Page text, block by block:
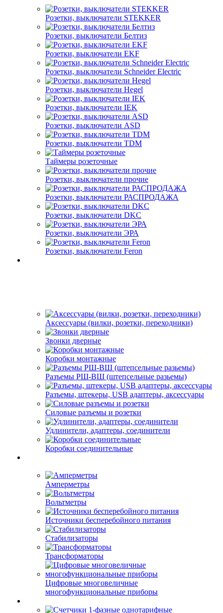
Розетки, выключатели STEKKER
Розетки, выключатели Белтиз
Розетки, выключатели EKF
Розетки, выключатели Schneider Electric
Розетки, выключатели Hegel
Розетки, выключатели IEK
Розетки, выключатели ASD
Розетки, выключатели TDM
Таймеры розеточные
Розетки, выключатели прочие
Розетки, выключатели РАСПРОДАЖА
Розетки, выключатели DKC
Розетки, выключатели ЭРА
Розетки, выключатели Feron
Аксессуары (вилки, розетки, переходники)
Звонки дверные
Коробки монтажные
Разъемы РШ-ВШ (штепсельные разьемы)
Разъемы, штекеры, USB адаптеры, аксессуары
Силовые разъемы и розетки
Удлинители, адаптеры, соединители
Коробки соединительные
Амперметры
Вольтметры
Источники бесперебойного питания
Стабилизаторы
Трансформаторы
Цифровые многовеличные
многофункциональные приборы